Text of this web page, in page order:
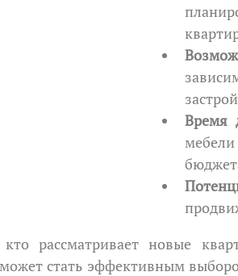
Время
может стать эффективным